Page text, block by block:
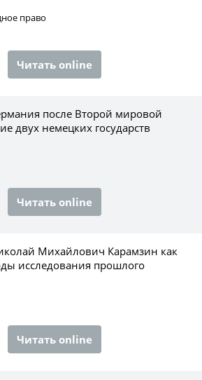
право
Читать online
после Второй мировой
двух немецких государств
Читать online
Михайлович Карамзин как
исследования прошлого
Читать online